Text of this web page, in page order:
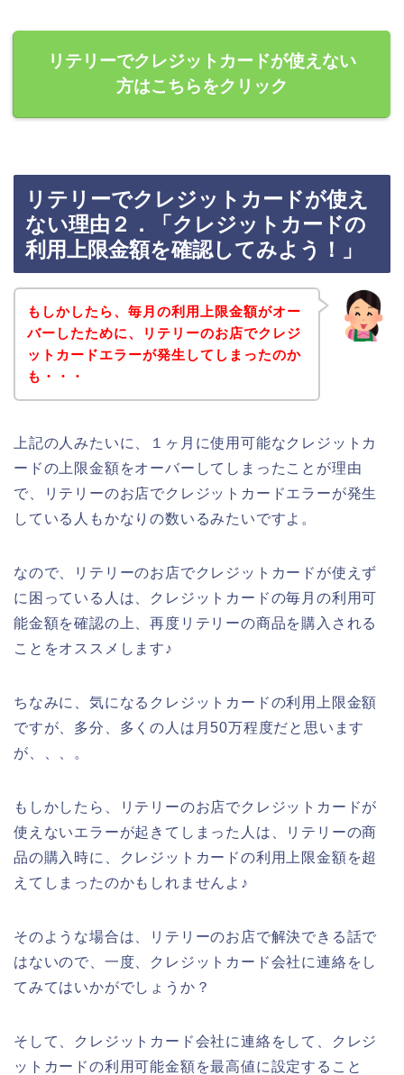
リテリーでクレジットカードが使えない
方はこちらをクリック
リテリーでクレジットカードが使え
ない理由２．「クレジットカードの
利用上限金額を確認してみよう！」
もしかしたら、毎月の利用上限金額がオー
バーしたために、リテリーのお店でクレジ
ットカードエラーが発生してしまったのか
も・・・
上記の人みたいに、１ヶ月に使用可能なクレジットカ
ードの上限金額をオーバーしてしまったことが理由
で、リテリーのお店でクレジットカードエラーが発生
している人もかなりの数いるみたいですよ。
なので、リテリーのお店でクレジットカードが使えず
に困っている人は、クレジットカードの毎月の利用可
能金額を確認の上、再度リテリーの商品を購入される
ことをオススメします♪
ちなみに、気になるクレジットカードの利用上限金額
ですが、多分、多くの人は月50万程度だと思います
が、、、。
もしかしたら、リテリーのお店でクレジットカードが
使えないエラーが起きてしまった人は、リテリーの商
品の購入時に、クレジットカードの利用上限金額を超
えてしまったのかもしれませんよ♪
そのような場合は、リテリーのお店で解決できる話で
はないので、一度、クレジットカード会社に連絡をし
てみてはいかがでしょうか？
そして、クレジットカード会社に連絡をして、クレジ
ットカードの利用可能金額を最高値に設定すること